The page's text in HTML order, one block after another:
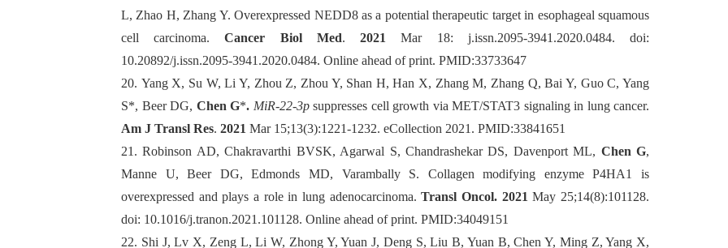
L, Zhao H, Zhang Y.Overexpressed NEDD8 as a potential therapeutic target in esophageal squamous
cell carcinoma.Cancer Biol Med.2021
Mar 18: j.issn.2095-3941.2020.0484. doi:
10.20892/j.issn.2095-3941.2020.0484. Online ahead of print. PMID:33733647
20. Yang X, Su W, Li Y, Zhou Z, Zhou Y, Shan H, Han X, Zhang M, Zhang Q, Bai Y, Guo C, Yang
S*, Beer DG, Chen G*. MiR-22-3psuppresses cell growth via MET/STAT3 signaling in lung cancer.
Am J Transl Res. 2021 Mar 15;13(3):1221-1232. eCollection 2021. PMID:33841651
21.Robinson AD, Chakravarthi BVSK, Agarwal S, Chandrashekar DS, Davenport ML, Chen G,
Manne U, Beer DG, Edmonds MD, Varambally S. Collagen modifying enzyme P4HA1 is
overexpressed and plays a role in lung adenocarcinoma.Transl Oncol. 2021 May 25;14(8):101128.
doi: 10.1016/j.tranon.2021.101128. Online ahead of print. PMID:34049151
22. Shi J, Lv X, Zeng L, Li W, Zhong Y, Yuan J, Deng S, Liu B, Yuan B, Chen Y, Ming Z, Yang X,